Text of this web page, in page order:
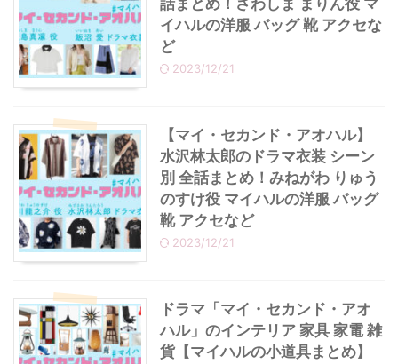
話まとめ！さわしま まりん役 マ
イハルの洋服 バッグ 靴 アクセな
ど
2023/12/21
【マイ・セカンド・アオハル】
水沢林太郎のドラマ衣装 シーン
別 全話まとめ！みねがわ りゅう
のすけ役 マイハルの洋服 バッグ
靴 アクセなど
2023/12/21
ドラマ「マイ・セカンド・アオ
ハル」のインテリア 家具 家電 雑
貨【マイハルの小道具まとめ】